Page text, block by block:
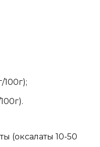
100г);
(оксалаты 10-50